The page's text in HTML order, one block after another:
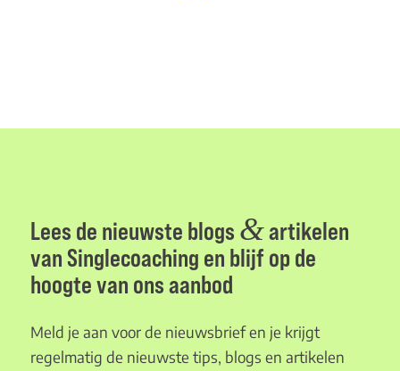
Lees de nieuwste blogs &artikelen
van Singlecoaching en blijf op de
hoogte van ons aanbod
Meld je aan voor de nieuwsbrief en je krijgt
regelmatig de nieuwste tips, blogs en artikelen